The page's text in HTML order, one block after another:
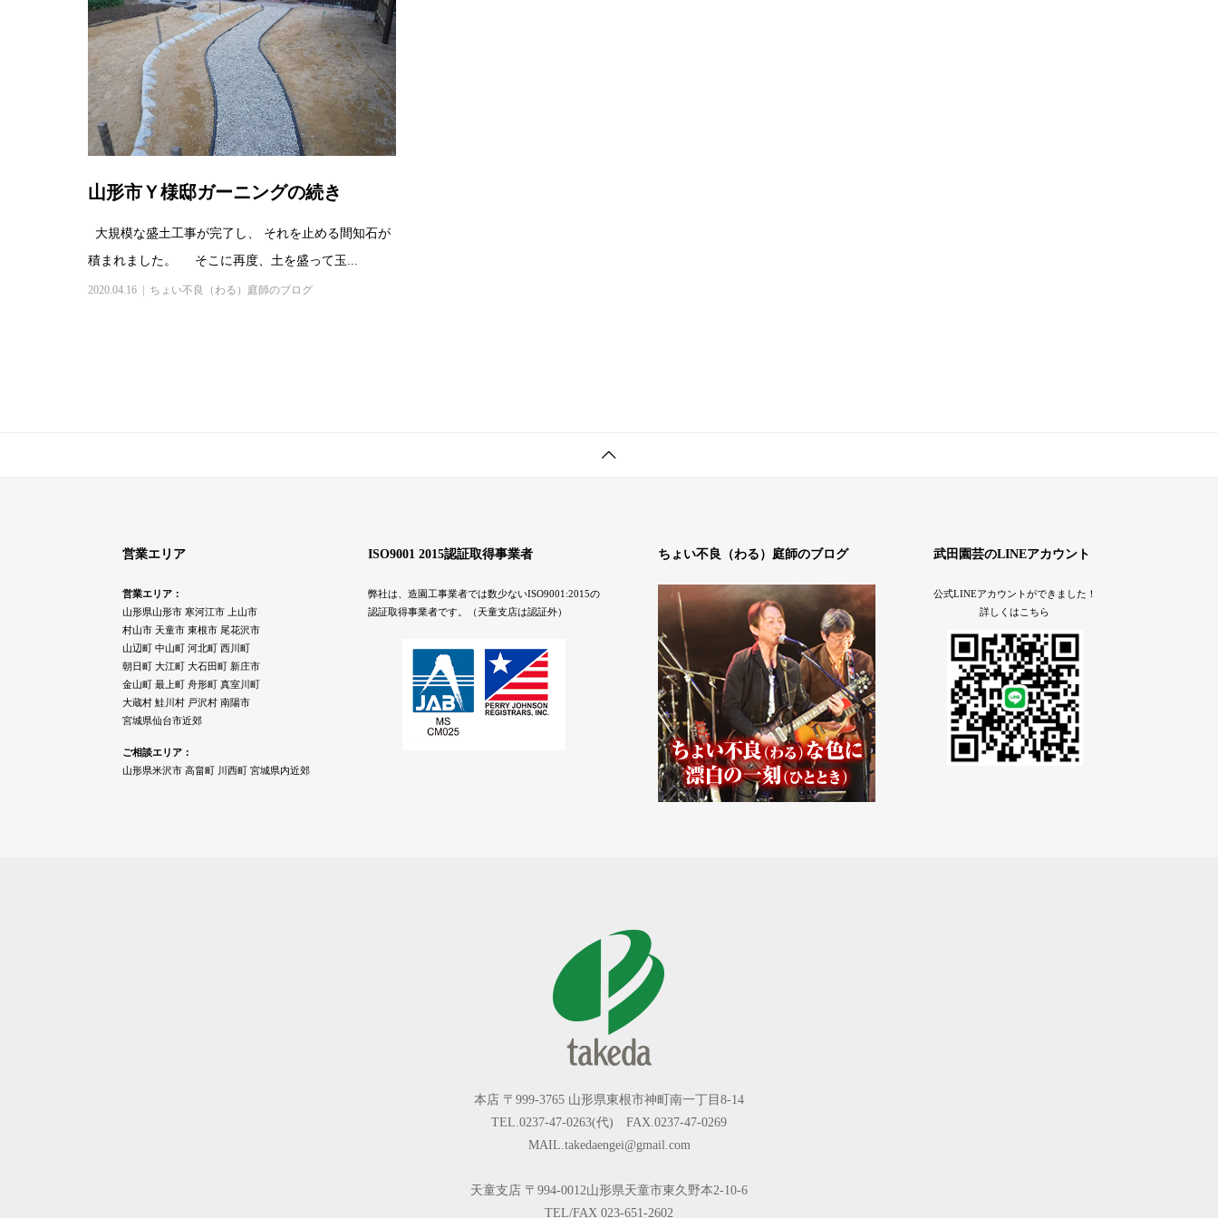
山形市Ｙ様邸ガーニングの続き
大規模な盛土工事が完了し、 それを止める間知石が
積まれました。 そこに再度、土を盛って玉...
2020.04.16 ちょい不良（わる）庭師のブログ
営業エリア
営業エリア：
山形県山形市 寒河江市 上山市
村山市 天童市 東根市 尾花沢市
山辺町 中山町 河北町 西川町
朝日町 大江町 大石田町 新庄市
金山町 最上町 舟形町 真室川町
大蔵村 鮭川村 戸沢村 南陽市
宮城県仙台市近郊
ご相談エリア：
山形県米沢市 高畠町 川西町 宮城県内近郊
ISO9001 2015認証取得事業者
弊社は、造園工事業者では数少ないISO9001:2015の
認証取得事業者です。（天童支店は認証外）
ちょい不良（わる）庭師のブログ 武田園芸のLINEアカウント
公式LINEアカウントができました！
詳しくはこちら
本店 〒999-3765 山形県東根市神町南一丁目8-14
TEL.0237-47-0263(代) FAX.0237-47-0269
MAIL.takedaengei@gmail.com
天童支店 〒994-0012山形県天童市東久野本2-10-6
TEL/FAX 023-651-2602